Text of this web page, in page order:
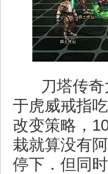
刀塔传
于虎威戒指
改变策略，
栽就算没有
停下．但同